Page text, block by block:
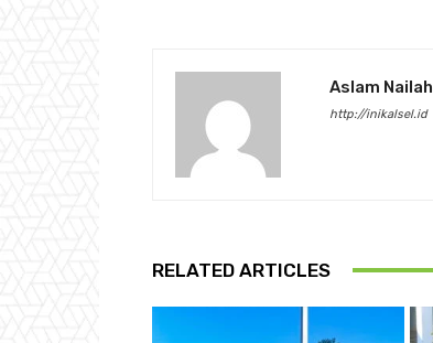
Aslam Nailah
http://inikalsel.id
RELATED ARTICLES